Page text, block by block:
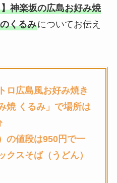
神楽坂の広島お好み焼
くるみについてお伝え
ロ広島風お好み焼き
焼 くるみ」で場所は
の値段は950円 で一
クスそば（うどん）